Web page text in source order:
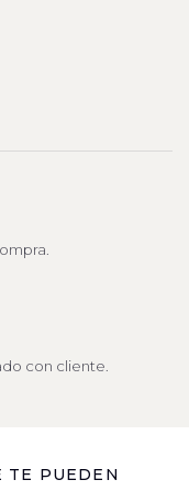
con cliente.
TE PUEDEN